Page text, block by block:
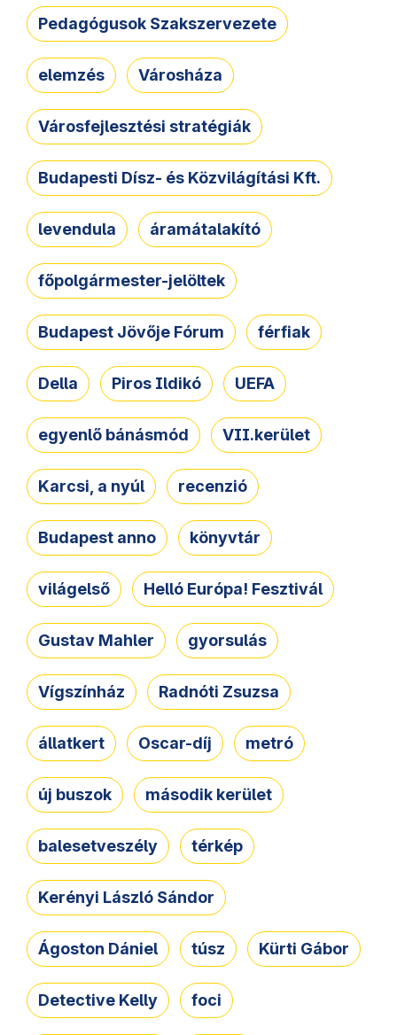
Pedagógusok Szakszervezete
elemzés Városháza
Városfejlesztési stratégiák
Budapesti Dísz- és Közvilágítási Kft.
levendula áramátalakító
főpolgármester-jelöltek
Budapest Jövője Fórum férfiak
Della Piros Ildikó UEFA
egyenlő bánásmód VII.kerület
Karcsi, a nyúl recenzió
Budapest anno könyvtár
világelső Helló Európa! Fesztivál
Gustav Mahler gyorsulás
Vígszínház Radnóti Zsuzsa
állatkert Oscar-díj metró
új buszok második kerület
balesetveszély térkép
Kerényi László Sándor
Ágoston Dániel túsz Kürti Gábor
Detective Kelly foci